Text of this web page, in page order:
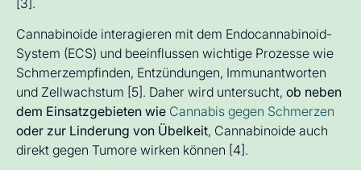
Cannabinoide interagieren mit dem Endocannabinoid-
System (ECS) und beeinflussen wichtige Prozesse wie
Schmerzempfinden, Entzündungen, Immunantworten
und Zellwachstum [5]. Daher wird untersucht, ob neben
dem Einsatzgebieten wie Cannabis gegen Schmerzen
oder zur Linderung von Übelkeit, Cannabinoide auch
direkt gegen Tumore wirken können [4].